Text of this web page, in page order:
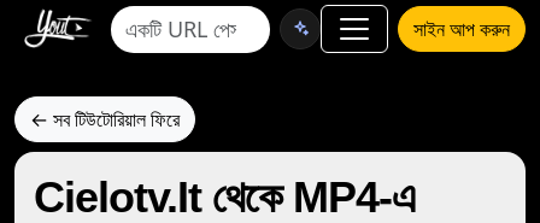
সাইন আপ করুন
← সব টিউটোরিয়াল ফিরে
Cielotv.It থেকে MP4-এ